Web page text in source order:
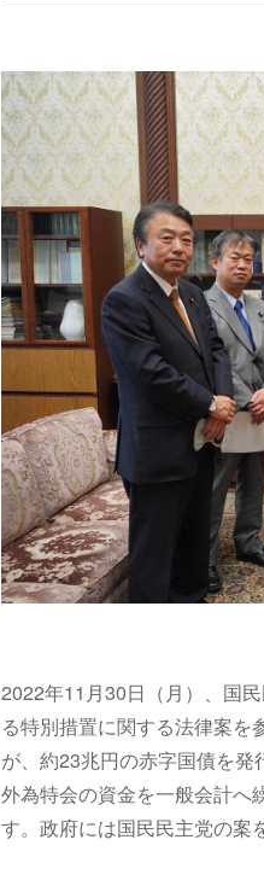
2022年11月30日（月）、国
る特別措置に関する法律案を
が、約23兆円の赤字国債を発
外為特会の資金を一般会計へ
す。政府には国民民主党の案